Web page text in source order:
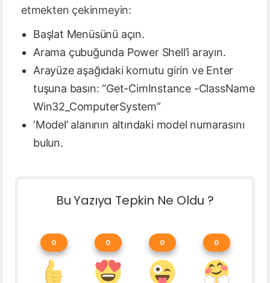
etmekten çekinmeyin:
Başlat Menüsünü açın.
Arama çubuğunda Power Shell’i arayın.
Arayüze aşağıdaki komutu girin ve Enter
tuşuna basın: “Get-CimInstance -ClassName
Win32_ComputerSystem”
‘Model’ alanının altındaki model numarasını
bulun.
Bu Yazıya Tepkin Ne Oldu ?
0 0 0 0